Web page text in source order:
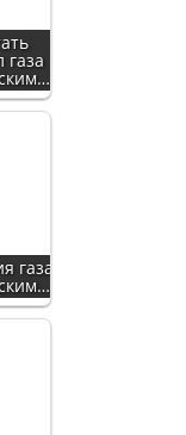
газа
газа